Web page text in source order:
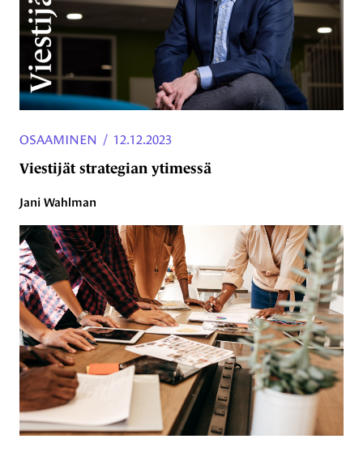
Viestijät strategian ytimessä
OSAAMINEN / 12.12.2023
Jani Wahlman